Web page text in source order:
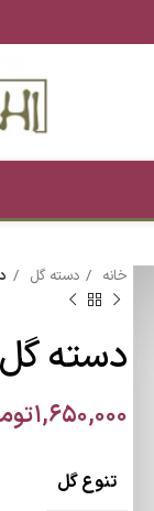
خانه دسته گل
دسته گل
۱,۶۵۰,۰۰۰
تنوع گل